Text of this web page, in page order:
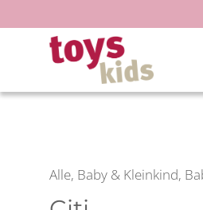
Inhalt
springen
Alle, Baby & Kleinkind,